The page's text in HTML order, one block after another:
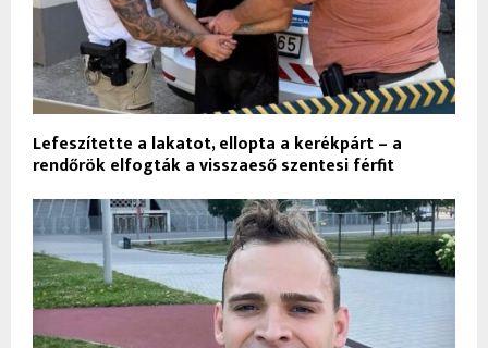
Lefeszítette a lakatot, ellopta a kerékpárt – a
rendőrök elfogták a visszaeső szentesi férfit